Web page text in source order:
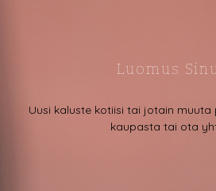
Luomus
Uusi kaluste kotiisi tai jotain
kaupasta tai ota